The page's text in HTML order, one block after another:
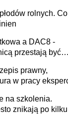
rolnych. Co
a DAC8 -
przestają być
prawny,
w pracy
na szkolenia.
znikają po kilku